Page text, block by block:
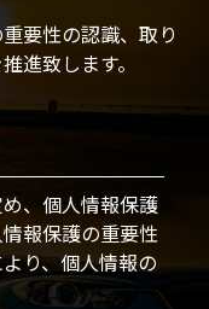
要性の認識、取り
進致します。
、個人情報保護
報保護の重要性
り、個人情報の